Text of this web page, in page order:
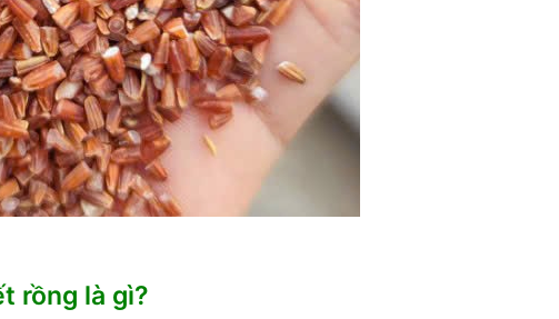
rồng là gì?